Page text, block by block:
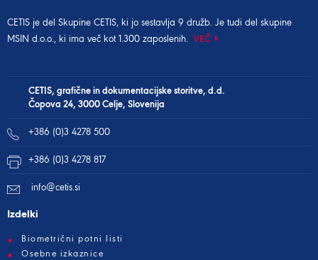
CETIS je del Skupine CETIS, ki jo sestavlja 9 družb. Je tudi del skupine
MSIN d.o.o., ki ima več kot 1.300 zaposlenih. VEČ
CETIS, grafične in dokumentacijske storitve, d.d.
Čopova 24, 3000 Celje, Slovenija
+386 (0)3 4278 500
+386 (0)3 4278 817
info@cetis.si
Izdelki
Biometrični potni listi
Osebne izkaznice